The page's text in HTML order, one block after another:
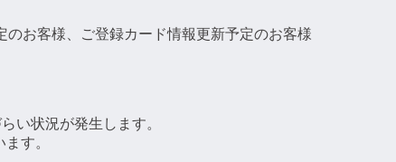
お客様、ご登録カード情報更新予定のお客様
状況が発生します。
す。